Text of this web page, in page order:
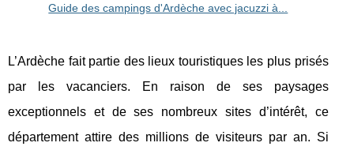
Guide des campings d'Ardèche avec jacuzzi à...
L’Ardèche fait partie des lieux touristiques les plus prisés
par les vacanciers. En raison de ses paysages
exceptionnels et de ses nombreux sites d’intérêt, ce
département attire des millions de visiteurs par an. Si